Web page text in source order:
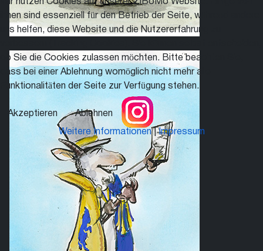
ihnen sind essenziell für den Betrieb der Seite, während andere
uns helfen, diese Website und die Nutzererfahrung zu
ob Sie die Cookies zulassen möchten. Bitte beachten Sie,
dass bei einer Ablehnung womöglich nicht mehr alle
Funktionalitäten der Seite zur Verfügung stehen.
Akzeptieren Ablehnen
Weitere Informationen|Impressum